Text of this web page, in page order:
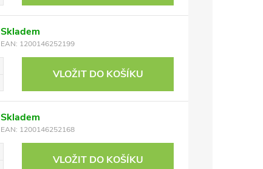
Skladem
EAN: 1200146252199
VLOŽIT DO KOŠÍKU
Skladem
EAN: 1200146252168
VLOŽIT DO KOŠÍKU